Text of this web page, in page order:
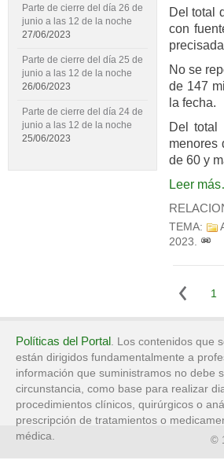
Del total
con
No se
de 147
la fecha.
Del total
menores
de 60 y
Leer
TEMA:
2023.
1
Parte de cierre del día 26 de
junio a las 12 de la noche
27/06/2023
Parte de cierre del día 25 de
junio a las 12 de la noche
26/06/2023
Parte de cierre del día 24 de
junio a las 12 de la noche
25/06/2023
Políticas del Portal. Los contenidos que
están dirigidos fundamentalmente a
información que suministramos no debe
circunstancia, como base para realizar
procedimientos clínicos, quirúrgicos o
prescripción de tratamientos o
médica.
©